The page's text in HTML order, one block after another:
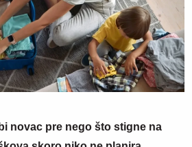
novac pre nego što stigne na